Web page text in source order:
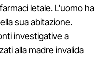
letale. L'uomo ha
sua abitazione.
investigative a
alla madre invalida